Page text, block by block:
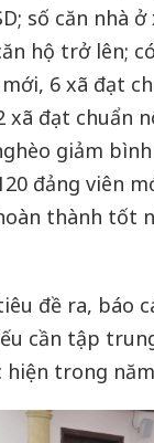
số căn nhà
hộ trở lên;
6 xã đạt
xã đạt chuẩn
giảm
đảng viên
thành tốt
đề ra, báo
cần tập
trong năm